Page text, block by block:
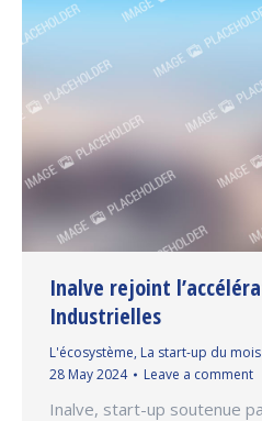
Inalve rejoint
Industrielles
L'écosystème, La start-up du mois
28 May 2024
Leave a comment
Inalve, start-up soutenue